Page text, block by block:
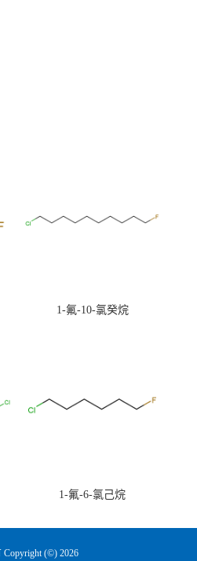
1-氟-10-氯癸烷
1-氟-6-氯己烷
Copyright (©) 2026